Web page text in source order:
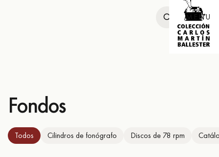
MENU
Fondos
Todos Cilindros de fonógrafo Discos de 78 rpm